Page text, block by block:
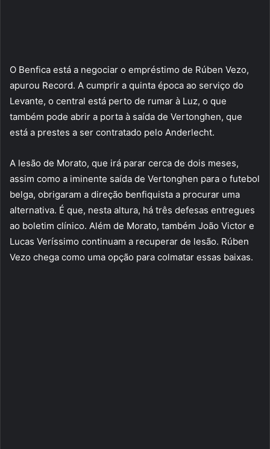
O Benfica está a negociar o empréstimo de Rúben Vezo,
apurou Record. A cumprir a quinta época ao serviço do
Levante, o central está perto de rumar à Luz, o que
também pode abrir a porta à saída de Vertonghen, que
está a prestes a ser contratado pelo Anderlecht.
A lesão de Morato, que irá parar cerca de dois meses,
assim como a iminente saída de Vertonghen para o futebol
belga, obrigaram a direção benfiquista a procurar uma
alternativa. É que, nesta altura, há três defesas entregues
ao boletim clínico. Além de Morato, também João Victor e
Lucas Veríssimo continuam a recuperar de lesão. Rúben
Vezo chega como uma opção para colmatar essas baixas.